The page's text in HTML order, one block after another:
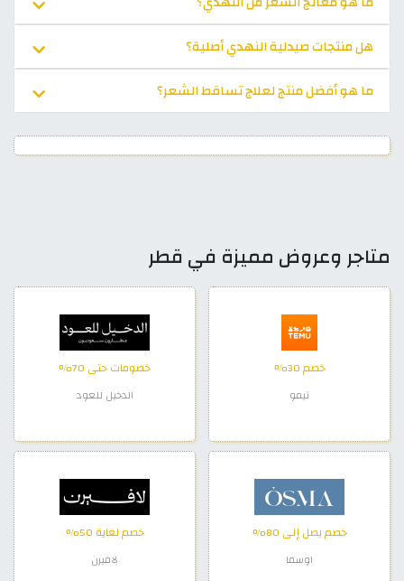
هل منتجات صيدلية النهدي أصلية؟
ما هو أفضل منتج لعلاج تساقط الشعر؟
متاجر وعروض مميزة في قطر
خصم 30%
تيمو
خصومات حتى 70%
الدخيل للعود
خصم يصل إلى 80%
اوسما
خصم لغاية 50%
لافيرن